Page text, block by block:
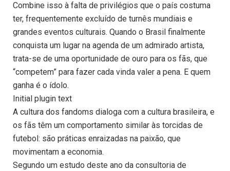
Combine isso à falta de privilégios que o país costuma
ter, frequentemente excluído de turnês mundiais e
grandes eventos culturais. Quando o Brasil finalmente
conquista um lugar na agenda de um admirado artista,
trata-se de uma oportunidade de ouro para os fãs, que
“competem” para fazer cada vinda valer a pena. E quem
ganha é o ídolo.
Initial plugin text
A cultura dos fandoms dialoga com a cultura brasileira, e
os fãs têm um comportamento similar às torcidas de
futebol: são práticas enraizadas na paixão, que
movimentam a economia.
Segundo um estudo deste ano da consultoria de